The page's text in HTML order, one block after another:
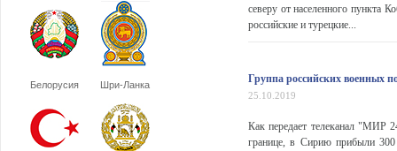
Белорусия Шри-Ланка
северу от населенного пункта
российские и турецкие...
Группа российских военных
25.10.2019
Как передает телеканал "МИР
границе, в Сирию прибыли